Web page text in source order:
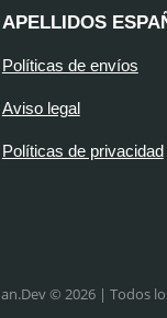
APELLIDOS
Políticas de envíos
Aviso legal
Políticas de privacidad
© 2026 | Todos